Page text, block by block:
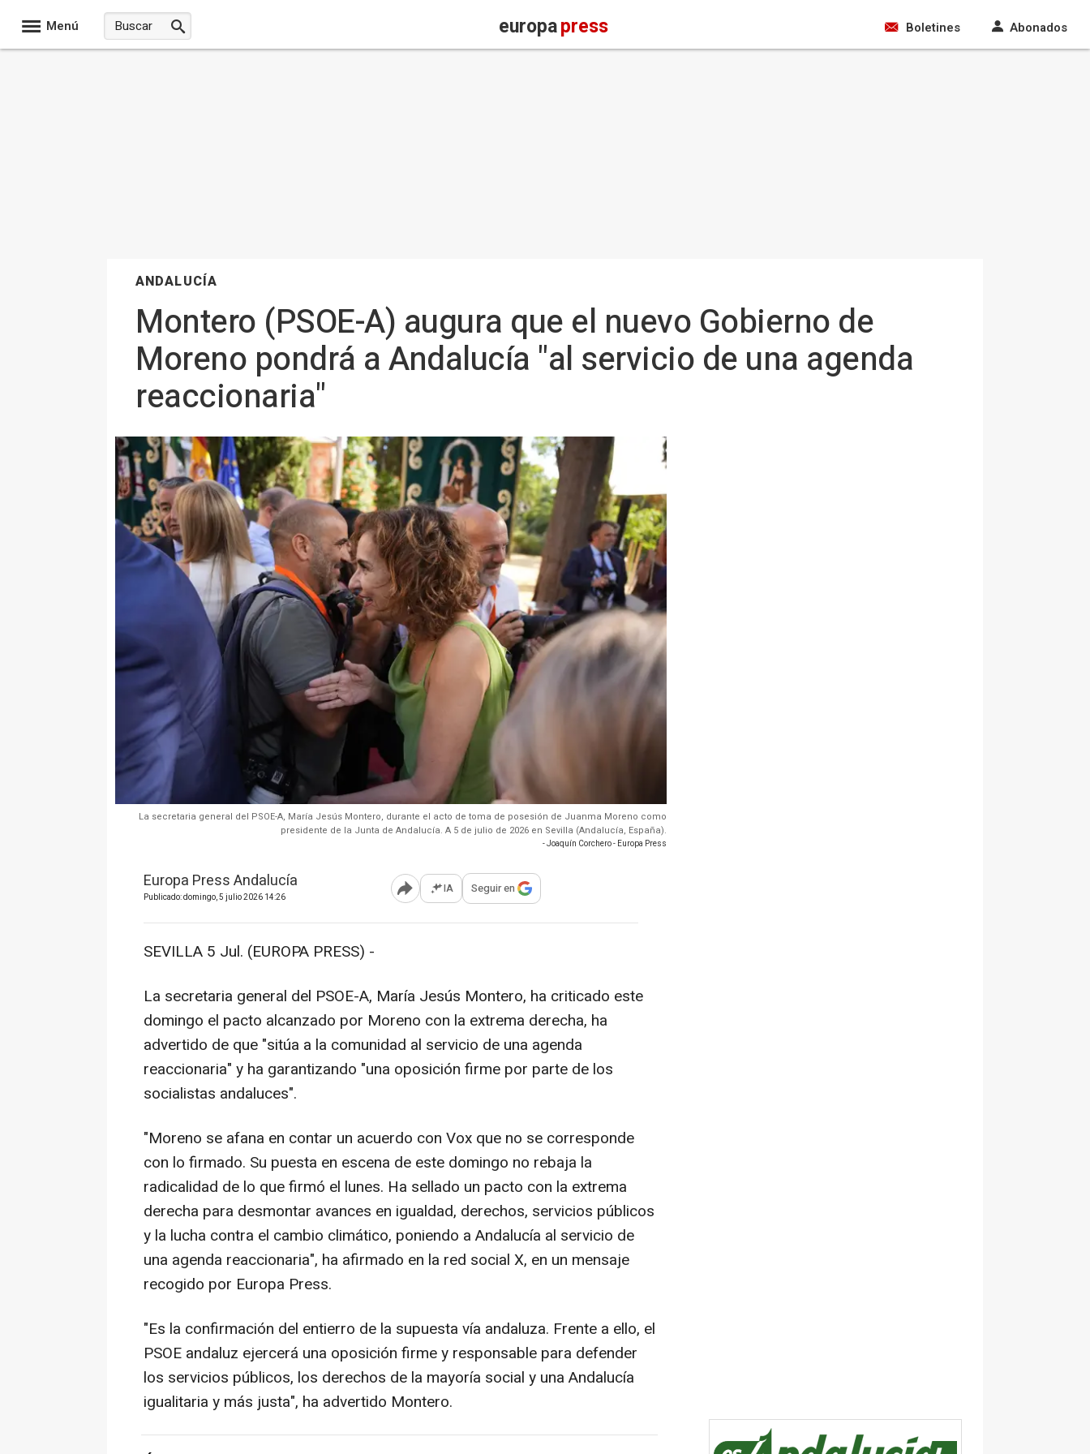
Menú europapress Boletines Abonados
ANDALUCÍA
Montero (PSOE-A) augura que el nuevo Gobierno de
Moreno pondrá a Andalucía "al servicio de una agenda
reaccionaria"
La secretaria general del PSOE-A, María Jesús Montero, durante el acto de toma de posesión de Juanma Moreno como
presidente de la Junta de Andalucía. A 5 de julio de 2026 en Sevilla (Andalucía, España).
- Joaquín Corchero - Europa Press
Europa Press Andalucía
Publicado: domingo, 5 julio 2026 14:26 Abrir opciones para compartir
IA Seguir en
SEVILLA 5 Jul. (EUROPA PRESS) -
La secretaria general del PSOE-A, María Jesús Montero, ha criticado este
domingo el pacto alcanzado por Moreno con la extrema derecha, ha
advertido de que "sitúa a la comunidad al servicio de una agenda
reaccionaria" y ha garantizando "una oposición firme por parte de los
socialistas andaluces".
"Moreno se afana en contar un acuerdo con Vox que no se corresponde
con lo firmado. Su puesta en escena de este domingo no rebaja la
radicalidad de lo que firmó el lunes. Ha sellado un pacto con la extrema
derecha para desmontar avances en igualdad, derechos, servicios públicos
y la lucha contra el cambio climático, poniendo a Andalucía al servicio de
una agenda reaccionaria", ha afirmado en la red social X, en un mensaje
recogido por Europa Press.
"Es la confirmación del entierro de la supuesta vía andaluza. Frente a ello, el
PSOE andaluz ejercerá una oposición firme y responsable para defender
los servicios públicos, los derechos de la mayoría social y una Andalucía
igualitaria y más justa", ha advertido Montero.